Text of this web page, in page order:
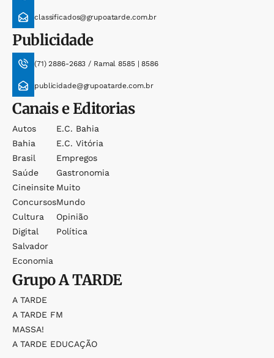
classificados@grupoatarde.com.br
Publicidade
(71) 2886-2683 / Ramal 8585 | 8586
publicidade@grupoatarde.com.br
Canais e Editorias
Autos
Bahia
Brasil
Saúde
Cineinsite
Concursos
Cultura
Digital
Salvador
Economia
E.c. Bahia
E.c. Vitória
Empregos
Gastronomia
Muito
Mundo
Opinião
Política
GrupoA TARDE
A TARDE
A TARDE FM
MASSA!
A TARDE EDUCAÇÃO